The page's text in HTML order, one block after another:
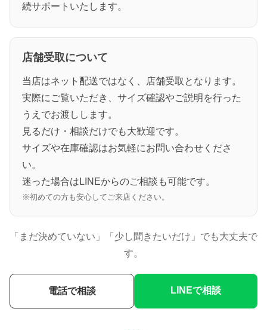
続サポートいたします。
店舗受取について
当店はネット配送ではなく、店舗受取となります。
実際にご覧いただき、サイズ確認やご説明を行った
うえでお渡しします。
見るだけ・相談だけでも大歓迎です。
サイズや在庫確認はお気軽にお問い合わせくださ
い。
迷った場合はLINEからのご相談も可能です。
※初めての方も安心してご来店ください。
「まだ決めていない」「少し聞きたいだけ」でも大丈夫で
す。
電話で相談 LINEで相談